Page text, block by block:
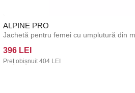
ALPINE PRO
396 LEI
Preț obișnuit 404 LEI